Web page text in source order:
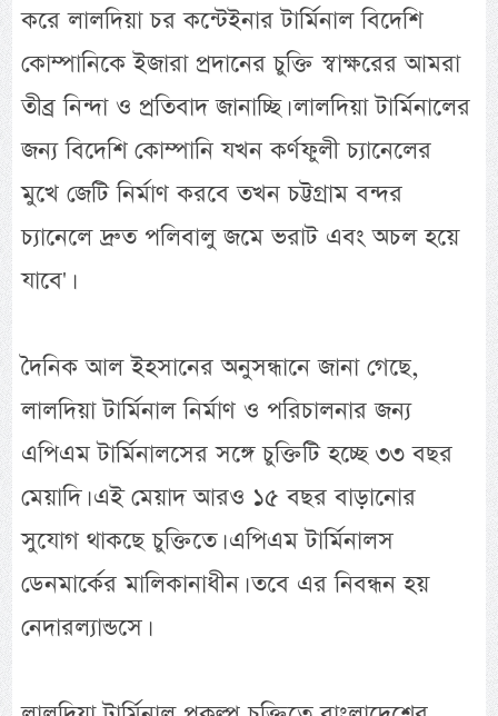
করে লালদিয়া চর কন্টেইনার টার্মিনাল বিদেশি
কোম্পানিকে ইজারা প্রদানের চুক্তি স্বাক্ষরের আমরা
তীব্র নিন্দা ও প্রতিবাদ জানাচ্ছি। লালদিয়া টার্মিনালের
জন্য বিদেশি কোম্পানি যখন কর্ণফুলী চ্যানেলের
মুখে জেটি নির্মাণ করবে তখন চট্টগ্রাম বন্দর
চ্যানেলে দ্রুত পলিবালু জমে ভরাট এবং অচল হয়ে
যাবে'।
দৈনিক আল ইহসানের অনুসন্ধানে জানা গেছে,
লালদিয়া টার্মিনাল নির্মাণ ও পরিচালনার জন্য
এপিএম টার্মিনালসের সঙ্গে চুক্তিটি হচ্ছে ৩৩ বছর
মেয়াদি। এই মেয়াদ আরও ১৫ বছর বাড়ানোর
সুযোগ থাকছে চুক্তিতে। এপিএম টার্মিনালস
ডেনমার্কের মালিকানাধীন। তবে এর নিবন্ধন হয়
নেদারল্যান্ডসে।